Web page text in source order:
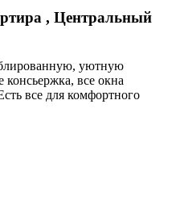
, Центральный
уютную
все окна
все для комфортного